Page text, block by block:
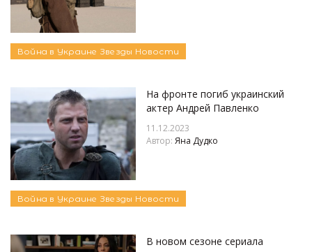
Война в Украине Звезды Новости
На фронте погиб украинский
актер Андрей Павленко
11.12.2023
Автор: Яна Дудко
Война в Украине Звезды Новости
В новом сезоне сериала